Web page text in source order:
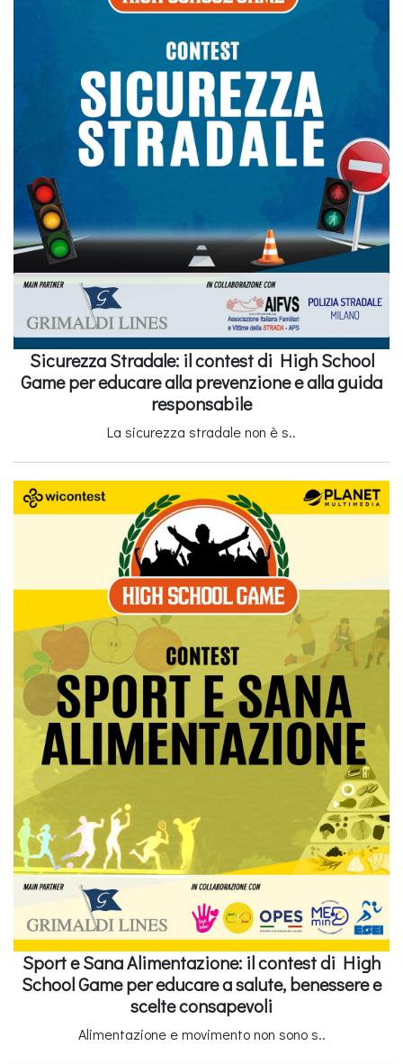
Sicurezza Stradale: il contest di High School
Game per educare alla prevenzione e alla guida
responsabile
La sicurezza stradale non è s..
Sport e Sana Alimentazione: il contest di High
School Game per educare a salute, benessere e
scelte consapevoli
Alimentazione e movimento non sono s..